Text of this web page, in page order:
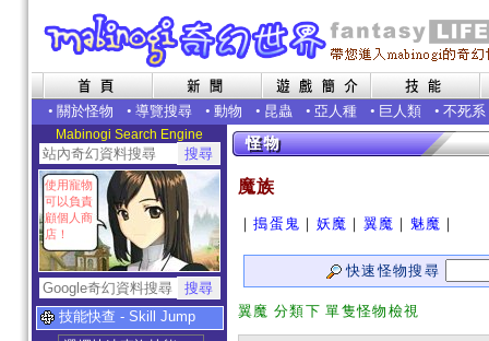
• 關於怪物 • 導覽搜尋 • 動物 • 昆蟲 • 亞人種 • 巨人類 • 不死系
Mabinogi Search Engine
使用寵物
可以負責
顧個人商
店！
技能快查 - Skill Jump
魔族
｜搗蛋鬼 ｜ 妖魔 ｜ 翼魔 ｜ 魅魔 ｜
快速怪物搜尋
翼魔 分類下 單隻怪物檢視